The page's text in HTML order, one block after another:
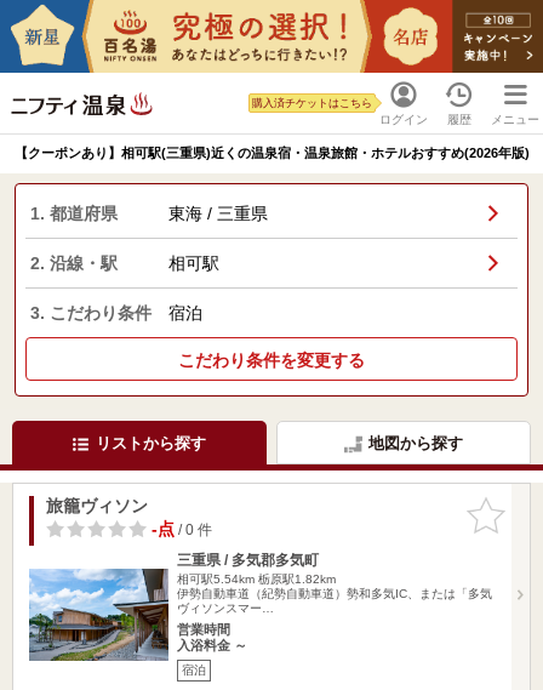
ログイン
購入済チケットはこちら
履歴 メニュー
【クーポンあり】相可駅(三重県)近くの温泉宿・温泉旅館・ホテルおすすめ(2026年版)
1. 都道府県 東海 / 三重県
2. 沿線・駅 相可駅
3. こだわり条件 宿泊
こだわり条件を変更する
リストから探す 地図から探す
お気に入
りに追加
旅籠ヴィソン
-点/ 0 件
三重県 / 多気郡多気町
相可駅5.54km 栃原駅1.82km
伊勢自動車道（紀勢自動車道）勢和多気IC、または「多気
ヴィソンスマー…
営業時間
入浴料金 ～
宿泊